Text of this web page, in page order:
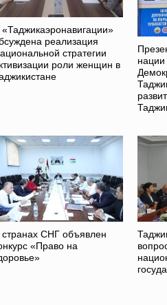
«Таджикаэронавигации»
реализация
стратегии
роли женщин в
странах СНГ объявлен
«Право на